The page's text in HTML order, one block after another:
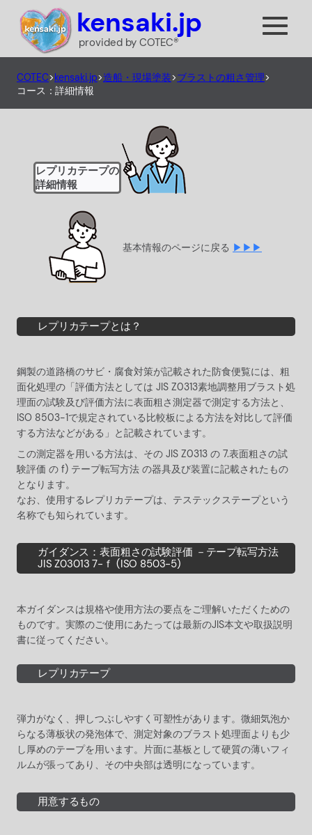
kensaki.jp
provided by COTEC®
COTEC>kensaki.jp>造船・現場塗装>ブラストの粗さ管理>
コース：詳細情報
レプリカテープの
詳細情報
基本情報のページに戻る ▶▶▶
レプリカテープとは？
鋼製の道路橋のサビ・腐食対策が記載された防食便覧には、粗
面化処理の「評価方法としては JIS Z0313素地調整用ブラスト処
理面の試験及び評価方法に表面粗さ測定器で測定する方法と、
ISO 8503-1で規定されている比較板による方法を対比して評価
する方法などがある」と記載されています。
この測定器を用いる方法は、その JIS Z0313 の 7.表面粗さの試
験評価 の f) テープ転写方法 の器具及び装置に記載されたもの
となります。
なお、使用するレプリカテープは、テステックステープという
名称でも知られています。
ガイダンス：表面粗さの試験評価 －テープ転写方法
JIS Z03013 7-ｆ (ISO 8503-5)
本ガイダンスは規格や使用方法の要点をご理解いただくための
ものです。実際のご使用にあたっては最新のJIS本文や取扱説明
書に従ってください。
レプリカテープ
弾力がなく、押しつぶしやすく可塑性があります。微細気泡か
らなる薄板状の発泡体で、測定対象のブラスト処理面よりも少
し厚めのテープを用います。片面に基板として硬質の薄いフィ
ルムが張ってあり、その中央部は透明になっています。
用意するもの